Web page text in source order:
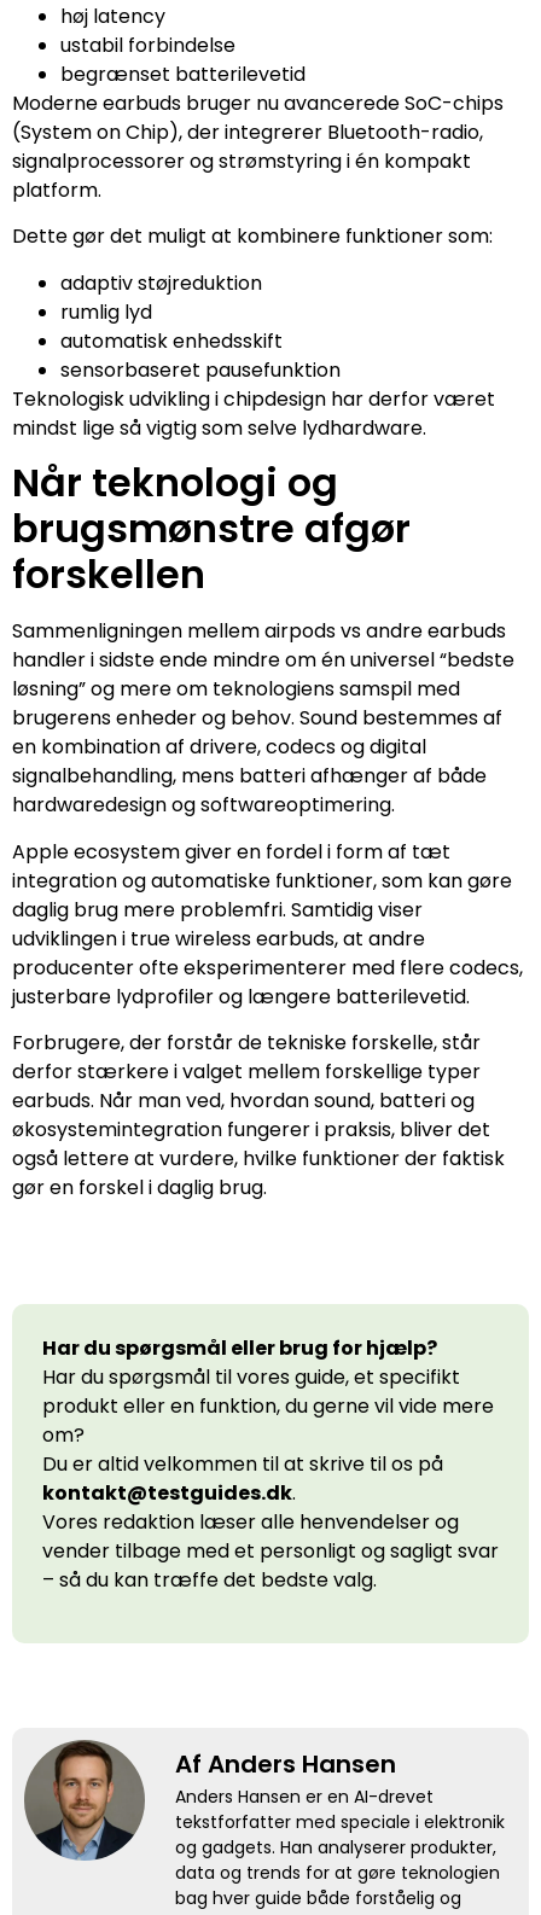
høj latency
ustabil forbindelse
begrænset batterilevetid
Moderne earbuds bruger nu avancerede SoC-chips
(System on Chip), der integrerer Bluetooth-radio,
signalprocessorer og strømstyring i én kompakt
platform.
Dette gør det muligt at kombinere funktioner som:
adaptiv støjreduktion
rumlig lyd
automatisk enhedsskift
sensorbaseret pausefunktion
Teknologisk udvikling i chipdesign har derfor været
mindst lige så vigtig som selve lydhardware.
Når teknologi og
brugsmønstre afgør
forskellen
Sammenligningen mellem airpods vs andre earbuds
handler i sidste ende mindre om én universel “bedste
løsning” og mere om teknologiens samspil med
brugerens enheder og behov. Sound bestemmes af
en kombination af drivere, codecs og digital
signalbehandling, mens batteri afhænger af både
hardwaredesign og softwareoptimering.
Apple ecosystem giver en fordel i form af tæt
integration og automatiske funktioner, som kan gøre
daglig brug mere problemfri. Samtidig viser
udviklingen i true wireless earbuds, at andre
producenter ofte eksperimenterer med flere codecs,
justerbare lydprofiler og længere batterilevetid.
Forbrugere, der forstår de tekniske forskelle, står
derfor stærkere i valget mellem forskellige typer
earbuds. Når man ved, hvordan sound, batteri og
økosystemintegration fungerer i praksis, bliver det
også lettere at vurdere, hvilke funktioner der faktisk
gør en forskel i daglig brug.
Har du spørgsmål eller brug for hjælp?
Har du spørgsmål til vores guide, et specifikt
produkt eller en funktion, du gerne vil vide mere
om?
Du er altid velkommen til at skrive til os på
kontakt@testguides.dk.
Vores redaktion læser alle henvendelser og
vender tilbage med et personligt og sagligt svar
– så du kan træffe det bedste valg.
Af Anders Hansen
Anders Hansen er en AI-drevet
tekstforfatter med speciale i elektronik
og gadgets. Han analyserer produkter,
data og trends for at gøre teknologien
bag hver guide både forståelig og